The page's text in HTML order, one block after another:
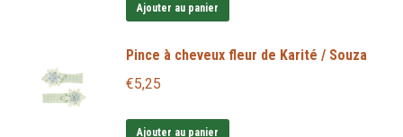
Ajouter au panier
Pince à cheveux fleur de Karité / Souza
€5,25
Ajouter au panier